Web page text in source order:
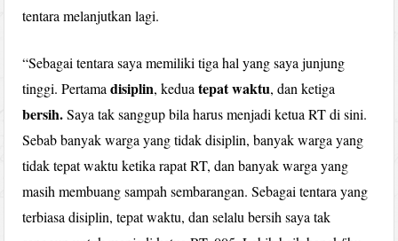
tentara melanjutkan lagi.
“Sebagai tentara saya memiliki tiga hal yang saya junjung
tinggi. Pertamadisiplin, keduatepat waktu, dan ketiga
bersih.Saya tak sanggup bila harus menjadi ketua RT di sini.
Sebab banyak warga yang tidak disiplin, banyak warga yang
tidak tepat waktu ketika rapat RT, dan banyak warga yang
masih membuang sampah sembarangan. Sebagai tentara yang
terbiasa disiplin, tepat waktu, dan selalu bersih saya tak